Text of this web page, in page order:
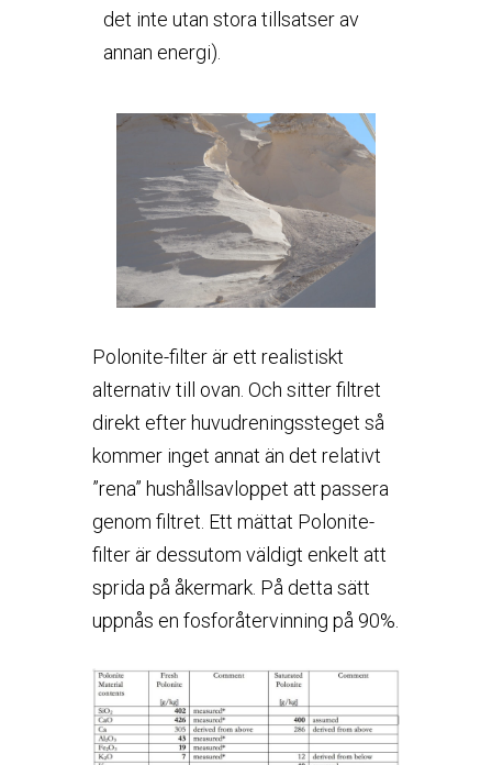
det inte utan stora tillsatser av
annan energi).
Polonite-filter är ett realistiskt
alternativ till ovan. Och sitter filtret
direkt efter huvudreningssteget så
kommer inget annat än det relativt
”rena” hushållsavloppet att passera
genom filtret. Ett mättat Polonite-
filter är dessutom väldigt enkelt att
sprida på åkermark. På detta sätt
uppnås en fosforåtervinning på 90%.